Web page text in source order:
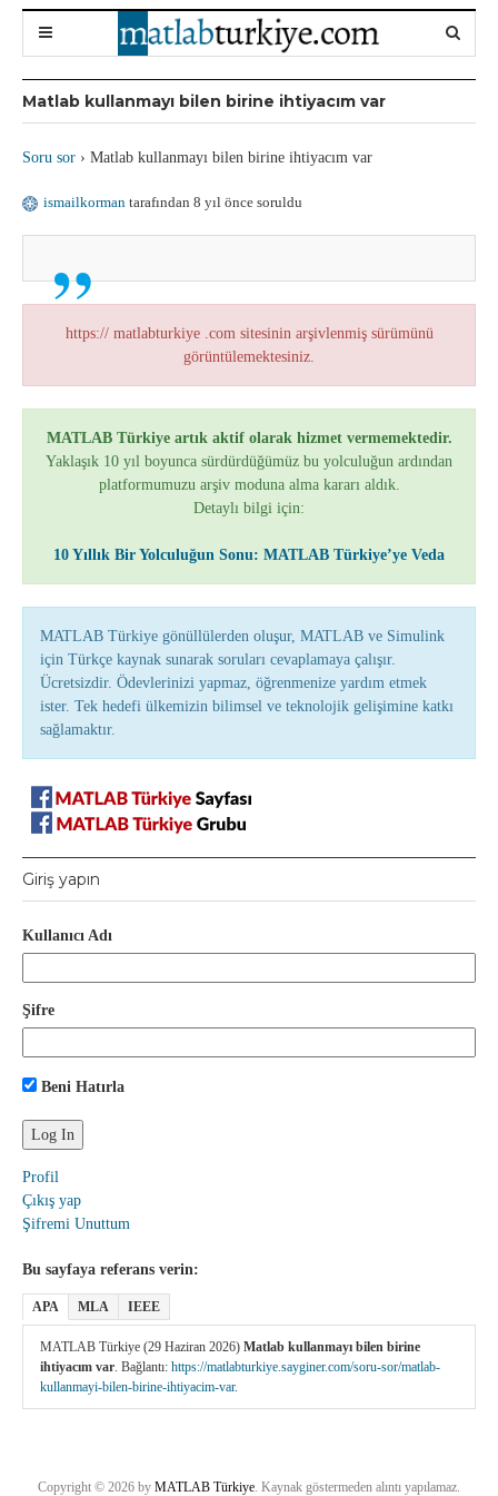
Matlab kullanmayı bilen birine ihtiyacım var
Soru sor › Matlab kullanmayı bilen birine ihtiyacım var
ismailkorman tarafından 8 yıl önce soruldu
https:// matlabturkiye .com sitesinin arşivlenmiş sürümünü
görüntülemektesiniz.
MATLAB Türkiye artık aktif olarak hizmet vermemektedir.
Yaklaşık 10 yıl boyunca sürdürdüğümüz bu yolculuğun ardından
platformumuzu arşiv moduna alma kararı aldık.
Detaylı bilgi için:
10 Yıllık Bir Yolculuğun Sonu: MATLAB Türkiye’ye Veda
MATLAB Türkiye gönüllülerden oluşur, MATLAB ve Simulink
için Türkçe kaynak sunarak soruları cevaplamaya çalışır.
Ücretsizdir. Ödevlerinizi yapmaz, öğrenmenize yardım etmek
ister. Tek hedefi ülkemizin bilimsel ve teknolojik gelişimine katkı
sağlamaktır.
Giriş yapın
Kullanıcı Adı
Şifre
Beni Hatırla
Profil
Çıkış yap
Şifremi Unuttum
Bu sayfaya referans verin:
APA MLA IEEE
MATLAB Türkiye (29 Haziran 2026) Matlab kullanmayı bilen birine
ihtiyacım var . Bağlantı: https://matlabturkiye.sayginer.com/soru-sor/matlab-
kullanmayi-bilen-birine-ihtiyacim-var.
Copyright © 2026 by MATLAB Türkiye . Kaynak göstermeden alıntı yapılamaz.